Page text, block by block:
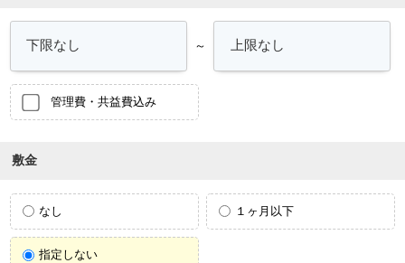
～
管理費・共益費込み
敷金
なし １ヶ月以下
指定しない